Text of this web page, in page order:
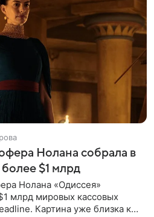
Нолана собрала в
$1 млрд
Нолана «Одиссея»
млрд мировых кассовых
Картина уже близка к